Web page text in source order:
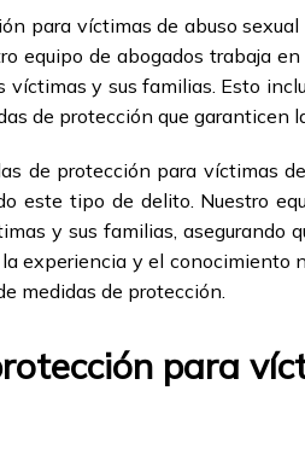
para víctimas de abuso
equipo de abogados trabaja
y sus familias. Esto
de protección que garanticen
de protección para víctimas
este tipo de delito. Nuestro
y sus familias, asegurando
experiencia y el
medidas de protección.
para